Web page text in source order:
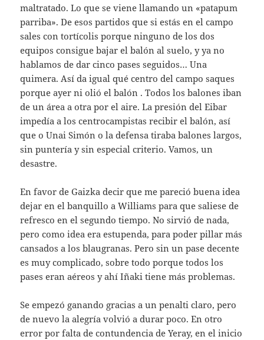
maltratado. Lo que se viene llamando un «patapum
parriba». De esos partidos que si estás en el campo
sales con tortícolis porque ninguno de los dos
equipos consigue bajar el balón al suelo, y ya no
hablamos de dar cinco pases seguidos… Una
quimera. Así da igual qué centro del campo saques
porque ayer ni olió el balón . Todos los balones iban
de un área a otra por el aire. La presión del Eibar
impedía a los centrocampistas recibir el balón, así
que o Unai Simón o la defensa tiraba balones largos,
sin puntería y sin especial criterio. Vamos, un
desastre.
En favor de Gaizka decir que me pareció buena idea
dejar en el banquillo a Williams para que saliese de
refresco en el segundo tiempo. No sirvió de nada,
pero como idea era estupenda, para poder pillar más
cansados a los blaugranas. Pero sin un pase decente
es muy complicado, sobre todo porque todos los
pases eran aéreos y ahí Iñaki tiene más problemas.
Se empezó ganando gracias a un penalti claro, pero
de nuevo la alegría volvió a durar poco. En otro
error por falta de contundencia de Yeray, en el inicio